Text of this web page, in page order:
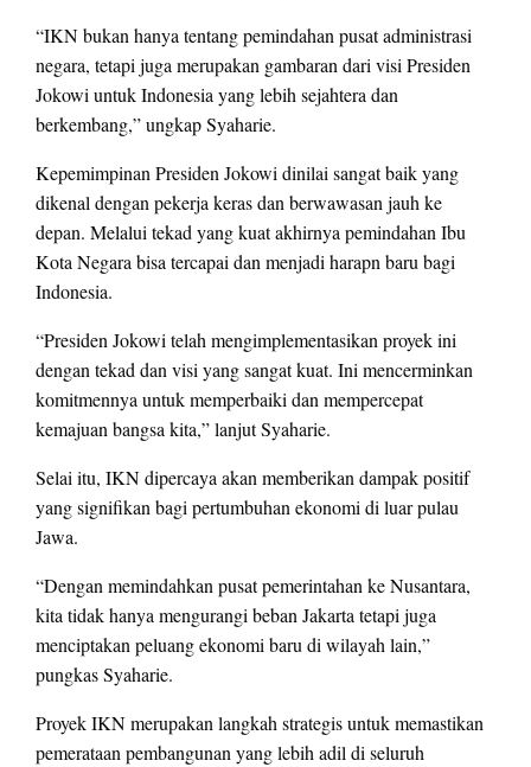
“IKN bukan hanya tentang pemindahan pusat administrasi
negara, tetapi juga merupakan gambaran dari visi Presiden
Jokowi untuk Indonesia yang lebih sejahtera dan
berkembang,” ungkap Syaharie.
Kepemimpinan Presiden Jokowi dinilai sangat baik yang
dikenal dengan pekerja keras dan berwawasan jauh ke
depan. Melalui tekad yang kuat akhirnya pemindahan Ibu
Kota Negara bisa tercapai dan menjadi harapn baru bagi
Indonesia.
“Presiden Jokowi telah mengimplementasikan proyek ini
dengan tekad dan visi yang sangat kuat. Ini mencerminkan
komitmennya untuk memperbaiki dan mempercepat
kemajuan bangsa kita,” lanjut Syaharie.
Selai itu, IKN dipercaya akan memberikan dampak positif
yang signifikan bagi pertumbuhan ekonomi di luar pulau
Jawa.
“Dengan memindahkan pusat pemerintahan ke Nusantara,
kita tidak hanya mengurangi beban Jakarta tetapi juga
menciptakan peluang ekonomi baru di wilayah lain,”
pungkas Syaharie.
Proyek IKN merupakan langkah strategis untuk memastikan
pemerataan pembangunan yang lebih adil di seluruh